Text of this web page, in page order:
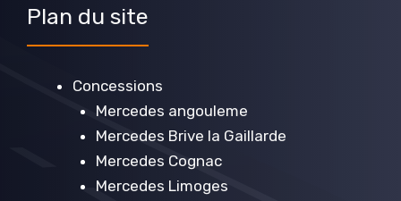
Plan du site
Concessions
Mercedes angouleme
Mercedes Brive la Gaillarde
Mercedes Cognac
Mercedes Limoges